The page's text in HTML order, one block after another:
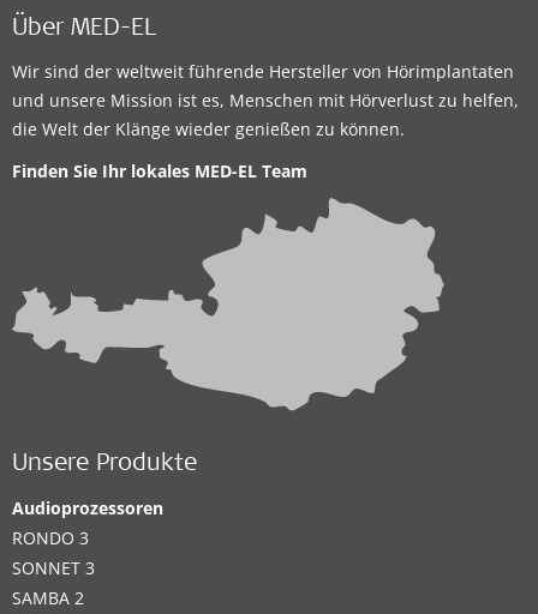
Über MED-EL
Wir sind der weltweit führende Hersteller von Hörimplantaten
und unsere Mission ist es, Menschen mit Hörverlust zu helfen,
die Welt der Klänge wieder genießen zu können.
Finden Sie Ihr lokales MED-EL Team
Unsere Produkte
Audioprozessoren
RONDO 3
SONNET 3
SAMBA 2